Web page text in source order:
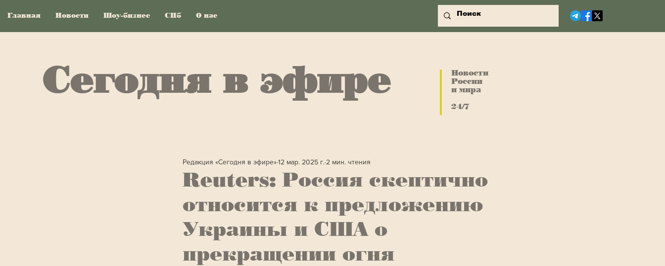
Главная Новости Шоу-бизнес СПб О нас
Сегодня в эфире
Новости
России
и мира
24/7
Reuters: Россия скептично
относится к предложению
Украины и США о
прекращении огня
Редакция «Сегодня в эфире»12 мар. 2025 г. 2 мин. чтения